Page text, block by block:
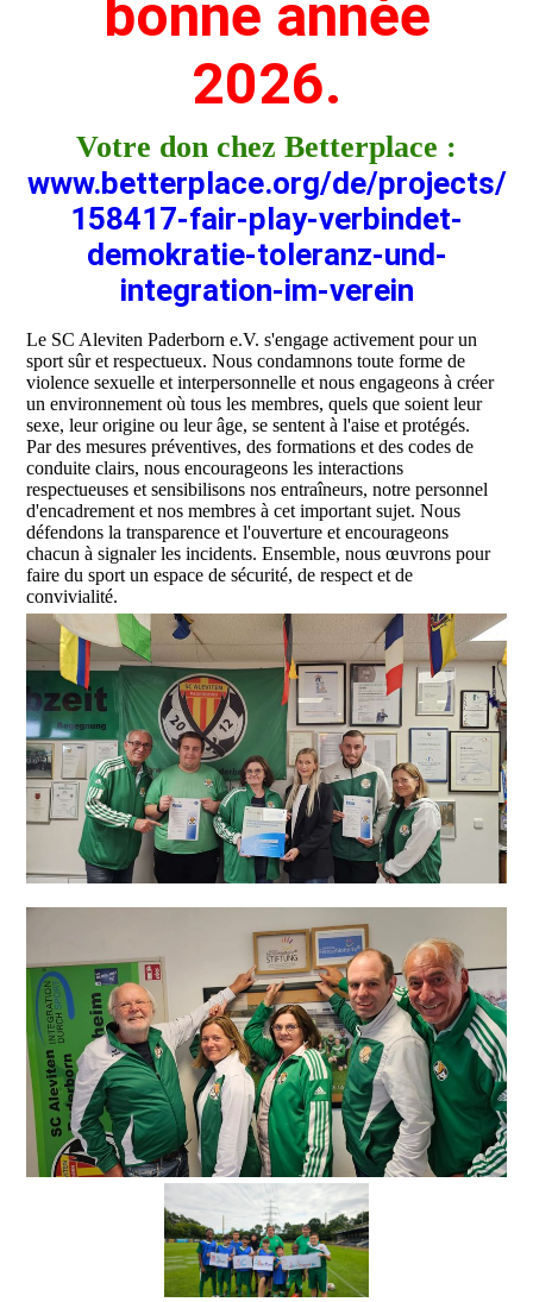
bonne année
2026.
Votre don chez Betterplace :
www.betterplace.org/de/projects/
158417-fair-play-verbindet-
demokratie-toleranz-und-
integration-im-verein
Le SC Aleviten Paderborn e.V. s'engage activement pour un
sport sûr et respectueux. Nous condamnons toute forme de
violence sexuelle et interpersonnelle et nous engageons à créer
un environnement où tous les membres, quels que soient leur
sexe, leur origine ou leur âge, se sentent à l'aise et protégés.
Par des mesures préventives, des formations et des codes de
conduite clairs, nous encourageons les interactions
respectueuses et sensibilisons nos entraîneurs, notre personnel
d'encadrement et nos membres à cet important sujet. Nous
défendons la transparence et l'ouverture et encourageons
chacun à signaler les incidents. Ensemble, nous œuvrons pour
faire du sport un espace de sécurité, de respect et de
convivialité.